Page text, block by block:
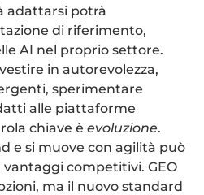
adattarsi potrà
di riferimento,
AI nel proprio settore.
in autorevolezza,
sperimentare
alle piattaforme
chiave è evoluzione.
e si muove con agilità può
competitivi. GEO
ma il nuovo standard